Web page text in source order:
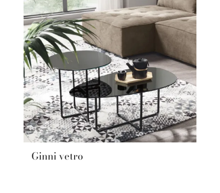
Ginni vetro